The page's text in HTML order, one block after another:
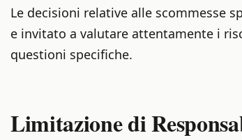
Le decisioni relative alle scommesse
e invitato a valutare attentamente i
questioni specifiche.
Limitazione di